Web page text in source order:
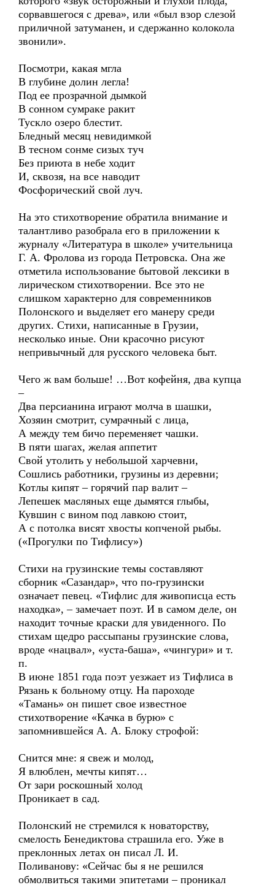
сорвавшегося с древа», или «был взор слезой
приличной затуманен, и сдержанно колокола
звонили».
Посмотри, какая мгла
В глубине долин легла!
Под ее прозрачной дымкой
В сонном сумраке ракит
Тускло озеро блестит.
Бледный месяц невидимкой
В тесном сонме сизых туч
Без приюта в небе ходит
И, сквозя, на все наводит
Фосфорический свой луч.
На это стихотворение обратила внимание и
талантливо разобрала его в приложении к
журналу «Литература в школе» учительница
Г. А. Фролова из города Петровска. Она же
отметила использование бытовой лексики в
лирическом стихотворении. Все это не
слишком характерно для современников
Полонского и выделяет его манеру среди
других. Стихи, написанные в Грузии,
несколько иные. Они красочно рисуют
непривычный для русского человека быт.
Чего ж вам больше! …Вот кофейня, два купца
–
Два персианина играют молча в шашки,
Хозяин смотрит, сумрачный с лица,
А между тем бичо переменяет чашки.
В пяти шагах, желая аппетит
Свой утолить у небольшой харчевни,
Сошлись работники, грузины из деревни;
Котлы кипят – горячий пар валит –
Лепешек масляных еще дымятся глыбы,
Кувшин с вином под лавкою стоит,
А с потолка висят хвосты копченой рыбы.
(«Прогулки по Тифлису»)
Стихи на грузинские темы составляют
сборник «Сазандар», что по-грузински
означает певец. «Тифлис для живописца есть
находка», – замечает поэт. И в самом деле, он
находит точные краски для увиденного. По
стихам щедро рассыпаны грузинские слова,
вроде «нацвал», «уста-баша», «чингури» и т.
п.
В июне 1851 года поэт уезжает из Тифлиса в
Рязань к больному отцу. На пароходе
«Тамань» он пишет свое известное
стихотворение «Качка в бурю» с
запомнившейся А. А. Блоку строфой:
Снится мне: я свеж и молод,
Я влюблен, мечты кипят…
От зари роскошный холод
Проникает в сад.
Полонский не стремился к новаторству,
смелость Бенедиктова страшила его. Уже в
преклонных летах он писал Л. И.
Поливанову: «Сейчас бы я не решился
обмолвиться такими эпитетами – проникал